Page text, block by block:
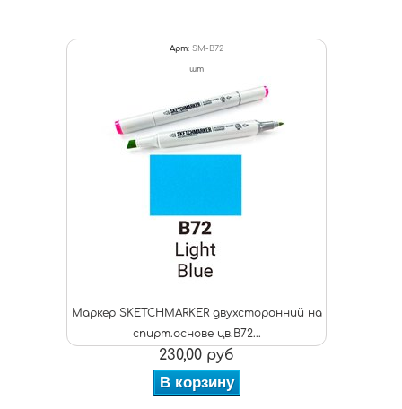
Арт: SM-B72
шт
Маркер SKETCHMARKER двухсторонний на
спирт.основе цв.B72...
230,00 руб
В корзину